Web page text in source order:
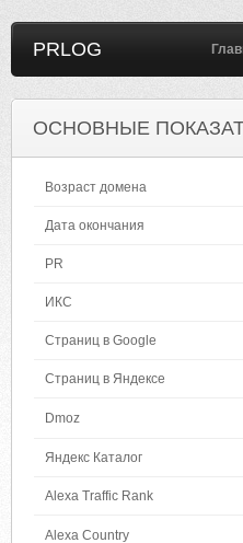
PRLOG
ОСНОВНЫЕ
Возраст домена
Дата окончания
PR
ИКС
Страниц в Google
Страниц в Яндексе
Dmoz
Яндекс Каталог
Alexa Traffic Rank
Alexa Country